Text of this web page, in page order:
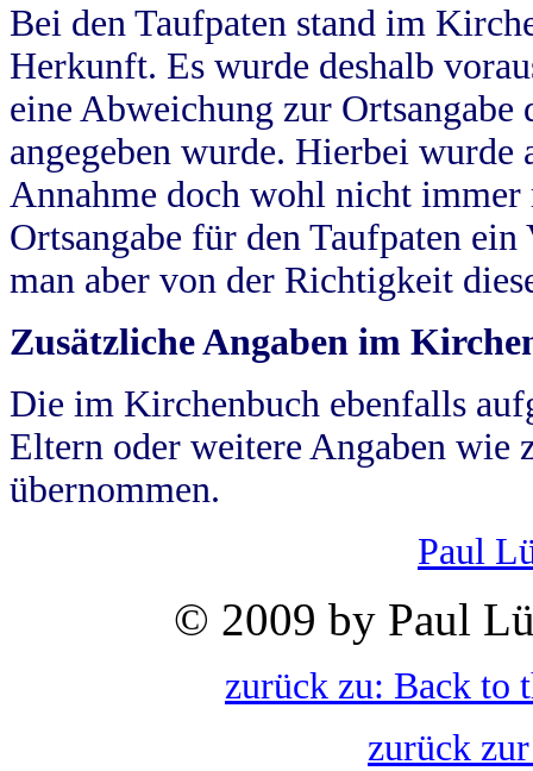
Bei den Taufpaten stand im
Herkunft. Es wurde deshalb
eine Abweichung zur
angegeben wurde. Hierbei wurde
Annahme doch wohl nicht
Ortsangabe für den Taufpaten
man aber von der Richtigkeit
Zusätzliche Angaben im
Die im Kirchenbuch ebenfalls
Eltern oder weitere Angaben wie
übernommen.
Paul
© 2009 by Paul
zurück zu: Back to
zurück